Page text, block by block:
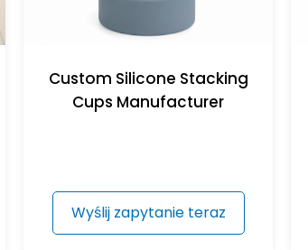
Custom Silicone Stacking
Cups Manufacturer
Wyślij zapytanie teraz